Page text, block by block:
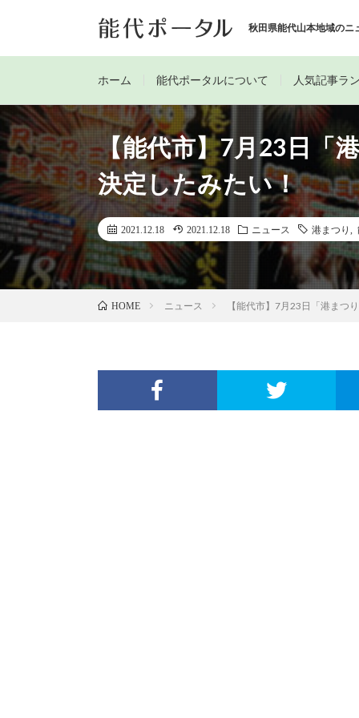
秋田県能代山本地域のニ
ホーム 能代ポータルについて 人気記事ラ
【能代市】7月23日「
決定したみたい！
2021.12.18 2021.12.18 ニュース 港まつり
HOME ニュース 【能代市】7月23日「港まつ